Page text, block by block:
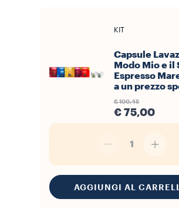
KIT
Capsule
Modo Mio e il
Espresso
a un prezzo
€ 100,45
€ 75,00
1
AGGIUNGI AL